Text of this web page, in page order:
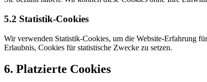
5.2 Statistik-Cookies
Wir verwenden Statistik-Cookies, um die Website-Erfahrung
Erlaubnis, Cookies für statistische Zwecke zu setzen.
6. Platzierte Cookies